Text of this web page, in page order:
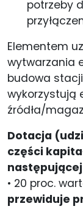
potrzeby
Elementem
wytwarzania
budowa
wykorzystują
źródła/
Dotacja
części
• 20 proc.
przewiduje